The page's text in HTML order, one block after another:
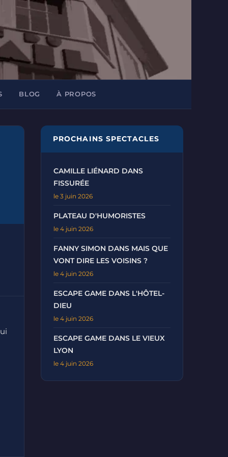
BLOG À PROPOS
PROCHAINS SPECTACLES
CAMILLE LIÉNARD DANS
FISSURÉE
le 3 juin 2026
PLATEAU D'HUMORISTES
le 4 juin 2026
FANNY SIMON DANS MAIS QUE
VONT DIRE LES VOISINS ?
le 4 juin 2026
ESCAPE GAME DANS L'HÔTEL-
DIEU
le 4 juin 2026
ESCAPE GAME DANS LE VIEUX
LYON
le 4 juin 2026